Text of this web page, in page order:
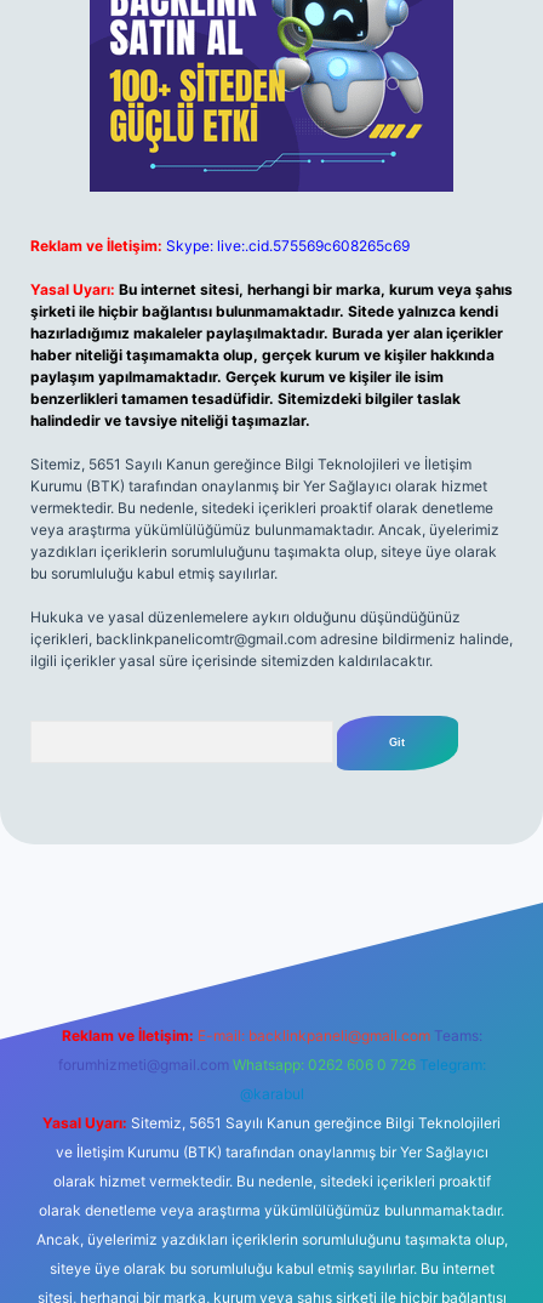
Reklam ve İletişim: Skype: live:.cid.575569c608265c69
Yasal Uyarı: Bu internet sitesi, herhangi bir marka, kurum veya şahıs
şirketi ile hiçbir bağlantısı bulunmamaktadır. Sitede yalnızca kendi
hazırladığımız makaleler paylaşılmaktadır. Burada yer alan içerikler
haber niteliği taşımamakta olup, gerçek kurum ve kişiler hakkında
paylaşım yapılmamaktadır. Gerçek kurum ve kişiler ile isim
benzerlikleri tamamen tesadüfidir. Sitemizdeki bilgiler taslak
halindedir ve tavsiye niteliği taşımazlar.
Sitemiz, 5651 Sayılı Kanun gereğince Bilgi Teknolojileri ve İletişim
Kurumu (BTK) tarafından onaylanmış bir Yer Sağlayıcı olarak hizmet
vermektedir. Bu nedenle, sitedeki içerikleri proaktif olarak denetleme
veya araştırma yükümlülüğümüz bulunmamaktadır. Ancak, üyelerimiz
yazdıkları içeriklerin sorumluluğunu taşımakta olup, siteye üye olarak
bu sorumluluğu kabul etmiş sayılırlar.
Hukuka ve yasal düzenlemelere aykırı olduğunu düşündüğünüz
içerikleri, backlinkpanelicomtr@gmail.com adresine bildirmeniz halinde,
ilgili içerikler yasal süre içerisinde sitemizden kaldırılacaktır.
Reklam ve İletişim: E-mail: backlinkpaneli@gmail.com Teams:
forumhizmeti@gmail.com Whatsapp: 0262 606 0 726 Telegram:
@karabul
Yasal Uyarı: Sitemiz, 5651 Sayılı Kanun gereğince Bilgi Teknolojileri
ve İletişim Kurumu (BTK) tarafından onaylanmış bir Yer Sağlayıcı
olarak hizmet vermektedir. Bu nedenle, sitedeki içerikleri proaktif
olarak denetleme veya araştırma yükümlülüğümüz bulunmamaktadır.
Ancak, üyelerimiz yazdıkları içeriklerin sorumluluğunu taşımakta olup,
siteye üye olarak bu sorumluluğu kabul etmiş sayılırlar. Bu internet
sitesi, herhangi bir marka, kurum veya şahıs şirketi ile hiçbir bağlantısı